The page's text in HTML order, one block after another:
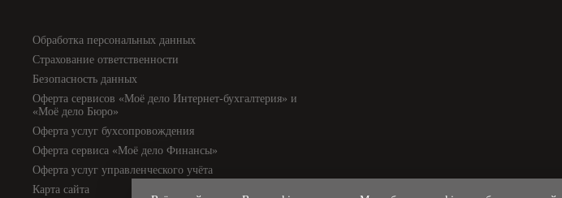
Обработка персональных данных
Страхование ответственности
Безопасность данных
Оферта сервисов «Моё дело Интернет-бухгалтерия» и
«Моё дело Бюро»
Оферта услуг бухсопровождения
Оферта сервиса «Моё дело Финансы»
Оферта услуг управленческого учёта
Карта сайта